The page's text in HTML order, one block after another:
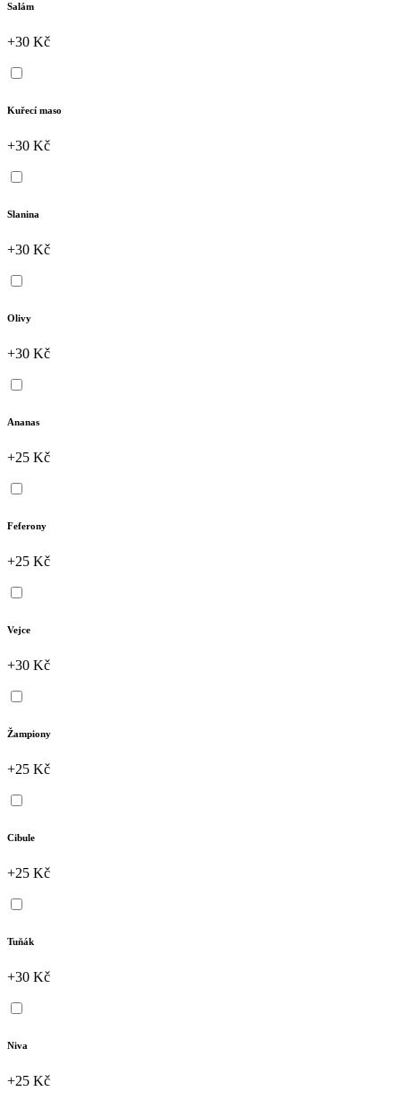
Salám
+30 Kč
Kuřecí maso
+30 Kč
Slanina
+30 Kč
Olivy
+30 Kč
Ananas
+25 Kč
Feferony
+25 Kč
Vejce
+30 Kč
Žampiony
+25 Kč
Cibule
+25 Kč
Tuňák
+30 Kč
Niva
+25 Kč